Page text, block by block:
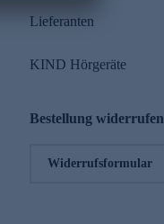
Lieferanten
KIND Hörgeräte
Bestellung widerrufen
Widerrufsformular